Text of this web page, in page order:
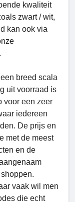
kwaliteit
zwart / wit,
kan ook via
breed scala
uit voorraad is
voor een zeer
iedereen
De prijs en
met de meest
en de
vaak wil men
die echt